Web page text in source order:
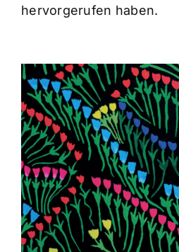
hervorgerufen haben.